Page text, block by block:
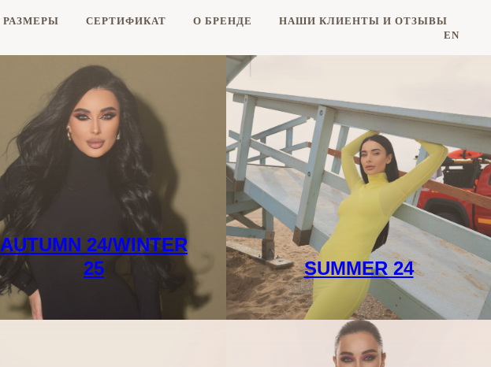
РАЗМЕРЫ CЕРТИФИКАТ О БРЕНДЕ
НАШИ КЛИЕНТЫ И ОТЗЫВЫ
EN
AUTUMN 24/WINTER
25
SUMMER 24